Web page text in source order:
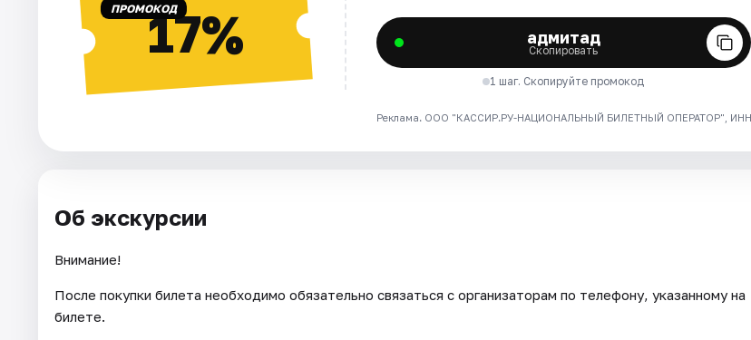
ПРОМОКОД17% адмитад
Скопировать
1 шаг. Скопируйте промокод
Реклама. ООО "КАССИР.РУ-НАЦИОНАЛЬНЫЙ БИЛЕТНЫЙ ОПЕРАТОР", ИНН:
Об экскурсии
Внимание!
После покупки билета необходимо обязательно связаться с организаторам по телефону, указанному на
билете.